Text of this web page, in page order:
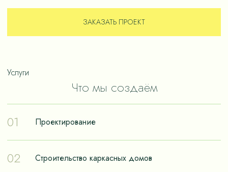
ЗАКАЗАТЬ ПРОЕКТ
Услуги
Что мы создаём
01
Проектирование
реализации мечты о собственном доме. Чтобы дом
02 Строительство каркасных домов